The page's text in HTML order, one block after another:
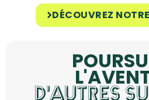
DÉCOUVREZ
D'AUTRES